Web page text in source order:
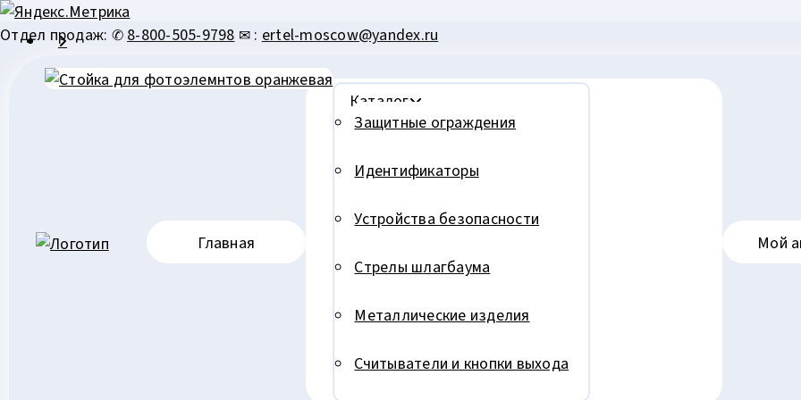
Перейти
содержимому
Отдел продаж: ✆ 8-800-505-9798 ✉ : ertel-moscow@yandex.ru
Главная
Каталог
Защитные ограждения
Идентификаторы
Устройства безопасности
Стрелы шлагбаума
Металлические изделия
Считыватели и кнопки выхода
Мой